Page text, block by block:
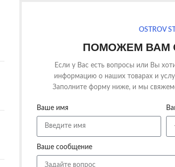
OSTROV
ПОМОЖЕМ ВАМ
Если у Вас есть вопросы или Вы
информацию о наших товарах и
Заполните форму ниже, и мы
Ваше имя
Ваше сообщение